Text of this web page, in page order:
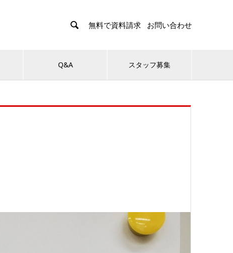
 無料で資料請求 お問い合わせ
Q&A スタッフ募集